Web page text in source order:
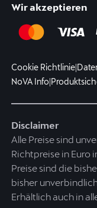
Wir akzeptieren
Cookie Richtlinie|
NoVA Info|
Disclaimer
Alle Preise sind
Richtpreise in Euro
Preise sind die
bisher
Erhältlich auch in